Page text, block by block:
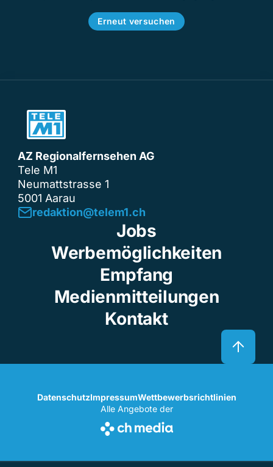
Erneut versuchen
AZ Regionalfernsehen AG
Tele M1
Neumattstrasse 1
5001 Aarau
redaktion@telem1.ch
Jobs
Werbemöglichkeiten
Empfang
Medienmitteilungen
Kontakt
DatenschutzImpressumWettbewerbsrichtlinien
Alle Angebote der